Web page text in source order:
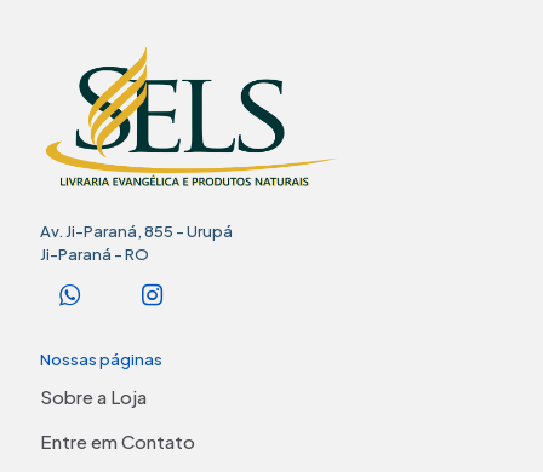
Av. Ji-Paraná, 855 - Urupá
Ji-Paraná - RO
Nossas páginas
Sobre a Loja
Entre em Contato